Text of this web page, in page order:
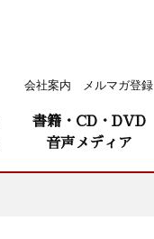
会社案内 メルマガ登録
書籍・CD・DVD
音声メディア